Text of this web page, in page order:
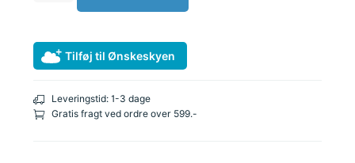
Tilføj til Ønskeskyen
Leveringstid: 1-3 dage
Gratis fragt ved ordre over 599.-